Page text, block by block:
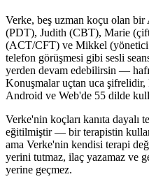
Verke, beş uzman koçu olan
(PDT), Judith (CBT), Marie
(ACT/CFT) ve Mikkel (yönetici
telefon görüşmesi gibi sesli
yerden devam edebilirsin —
Konuşmalar uçtan uca
Android ve Web'de 55 dilde
Verke'nin koçları kanıta dayalı
eğitilmiştir — bir terapistin
ama Verke'nin kendisi terapi
yerini tutmaz, ilaç yazamaz ve
yerine geçmez.